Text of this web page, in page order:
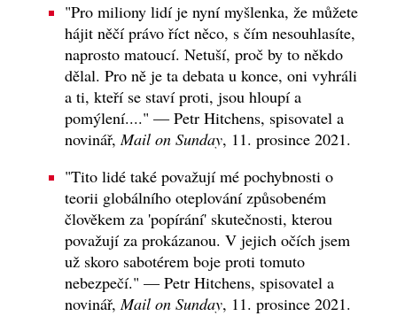
"Pro miliony lidí je nyní myšlenka, že můžete
hájit něčí právo říct něco, s čím nesouhlasíte,
naprosto matoucí. Netuší, proč by to někdo
dělal. Pro ně je ta debata u konce, oni vyhráli
a ti, kteří se staví proti, jsou hloupí a
pomýlení...." — Petr Hitchens, spisovatel a
novinář,Mail on Sunday, 11. prosince 2021.
"Tito lidé také považují mé pochybnosti o
teorii globálního oteplování způsobeném
člověkem za 'popírání' skutečnosti, kterou
považují za prokázanou. V jejich očích jsem
už skoro sabotérem boje proti tomuto
nebezpečí." — Petr Hitchens, spisovatel a
novinář,Mail on Sunday, 11. prosince 2021.